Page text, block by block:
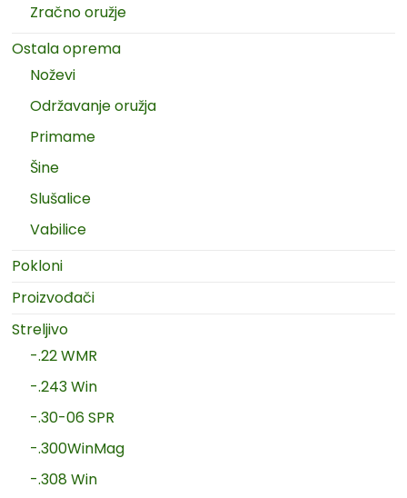
Zračno oružje
Ostala oprema
Noževi
Održavanje oružja
Primame
Šine
Slušalice
Vabilice
Pokloni
Proizvođači
Streljivo
-.22 WMR
-.243 Win
-.30-06 SPR
-.300WinMag
-.308 Win